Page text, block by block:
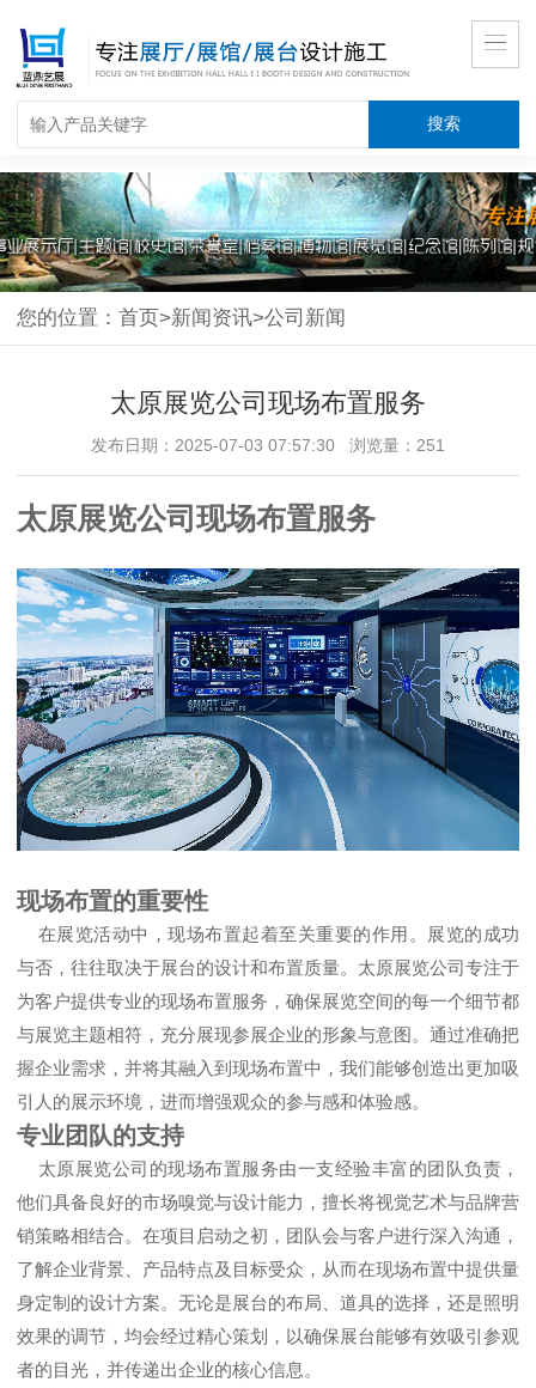
您的位置： 首页>新闻资讯>公司新闻
太原展览公司现场布置服务
发布日期：2025-07-03 07:57:30 浏览量：251
太原展览公司 现场布置服务
现场布置的重要性
在展览活动中，现场布置起着至关重要的作用。展览的成功
与否，往往取决于展台的设计和布置质量。 太原展览公司专注于
为客户提供专业的现场布置服务，确保展览空间的每一个细节都
与展览主题相符，充分展现参展企业的形象与意图。通过准确把
握企业需求，并将其融入到现场布置中，我们能够创造出更加吸
引人的展示环境，进而增强观众的参与感和体验感。
专业团队的支持
太原展览公司 的现场布置服务由一支经验丰富的团队负责，
他们具备良好的市场嗅觉与设计能力，擅长将视觉艺术与品牌营
销策略相结合。在项目启动之初，团队会与客户进行深入沟通，
了解企业背景、产品特点及目标受众，从而在现场布置中提供量
身定制的设计方案。无论是展台的布局、道具的选择，还是照明
效果的调节，均会经过精心策划，以确保展台能够有效吸引参观
者的目光，并传递出企业的核心信息。